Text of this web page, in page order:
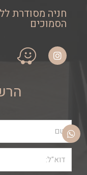
חניה מסודרת
הסמוכים